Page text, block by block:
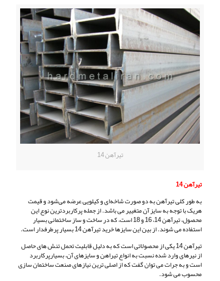
تیرآهن 14
تیرآهن 14
به طور کلی تیرآهن به دو صورت شاخه‌ای و کیلویی عرضه می‌شود و قیمت
هریک با توجه به سایز آن متغییر می باشد. از جمله پرکاربردترین نوع این
محصول، تیرآهن 14، 16 و 18 است، که در ساخت و ساز ساختمانی بسیار
استفاده می شوند. از بین این سایزها خرید تیرآهن 14 بسیار پرطرفدار است.
تیرآهن 14 یکی از محصولاتی است که به دلیل قابلیت تحمل تنش های حاصل
از نیرهای وارد شده نسبت به انواع تیراهن و سایزهای آن، بسیارپرکاربرد
است و به جرات می توان گفت که از اصلی ترین نیازهای صنعت ساختمان سازی
محسوب می شود.